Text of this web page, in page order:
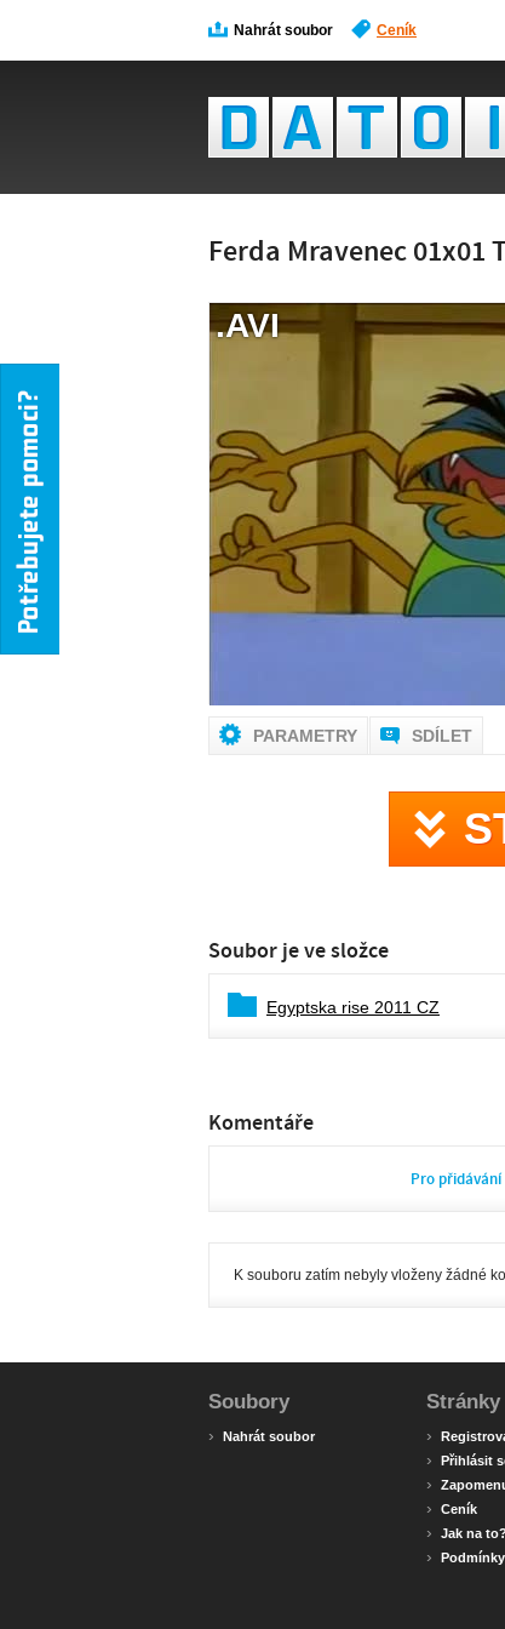
Nahrát soubor Ceník
Ferda Mravenec 01x01
.AVI
PARAMETRY SDÍLET
Soubor je ve složce
Egyptska rise 2011 CZ
Komentáře
Pro
K souboru zatím nebyly vloženy žádné
Soubory
› Nahrát soubor
Stránky
›
› Přihlásit
›
› Ceník
› Jak na to?
› Podmínky